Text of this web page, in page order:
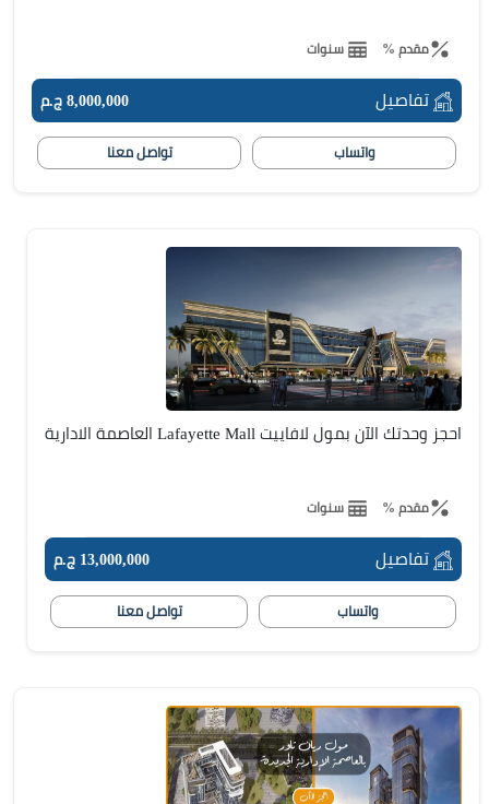
مقدم % سنوات
تفاصيل 8,000,000 ج.م
واتساب تواصل معنا
احجز وحدتك الآن بمول لافاييت Lafayette Mall العاصمة الادارية
مقدم % سنوات
تفاصيل 13,000,000 ج.م
واتساب تواصل معنا